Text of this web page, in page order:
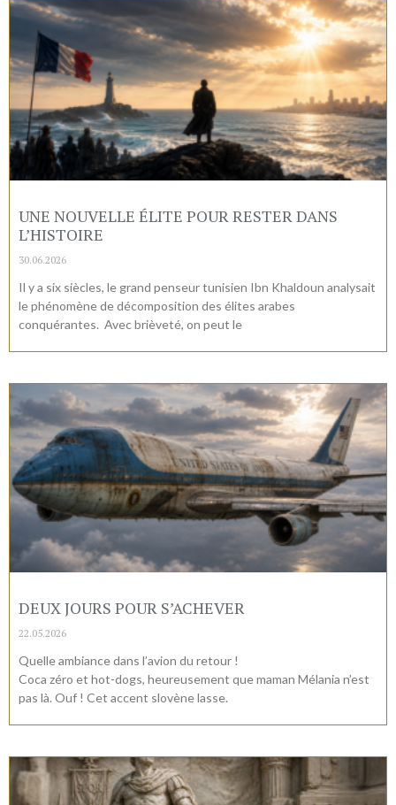
UNE NOUVELLE ÉLITE POUR RESTER DANS
L’HISTOIRE
30.06.2026
Il y a six siècles, le grand penseur tunisien Ibn Khaldoun analysait
le phénomène de décomposition des élites arabes
conquérantes. Avec brièveté, on peut le
DEUX JOURS POUR S’ACHEVER
22.05.2026
Quelle ambiance dans l’avion du retour !
Coca zéro et hot-dogs, heureusement que maman Mélania n’est
pas là. Ouf ! Cet accent slovène lasse.